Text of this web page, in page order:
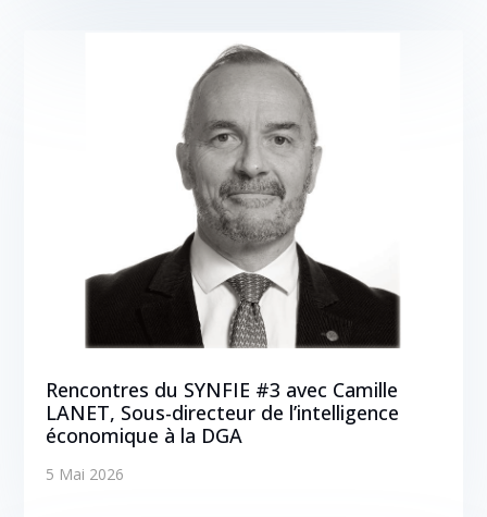
Rencontres du SYNFIE #3 avec Camille
LANET, Sous-directeur de l’intelligence
économique à la DGA
5 Mai 2026